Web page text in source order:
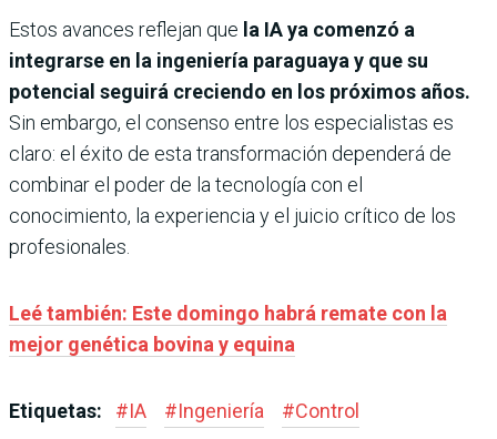
Estos avances reflejan que la IA ya comenzó a
integrarse en la ingeniería paraguaya y que su
potencial seguirá creciendo en los próximos años.
Sin embargo, el consenso entre los especialistas es
claro: el éxito de esta transformación dependerá de
combinar el poder de la tecnología con el
conocimiento, la experiencia y el juicio crítico de los
profesionales.
Leé también: Este domingo habrá remate con la
mejor genética bovina y equina
Etiquetas: #IA #Ingeniería #Control